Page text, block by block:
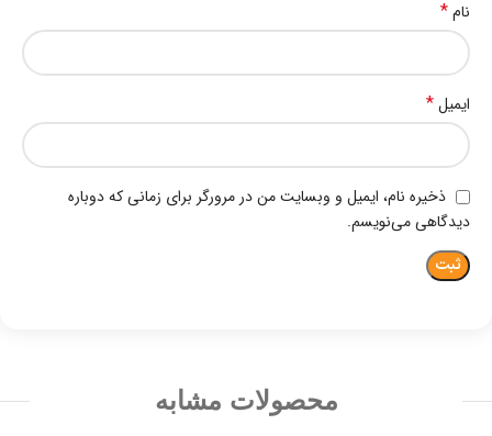
نام*
ایمیل*
ذخیره نام، ایمیل و وبسایت من در مرورگر برای زمانی که دوباره
دیدگاهی می‌نویسم.
محصولات مشابه